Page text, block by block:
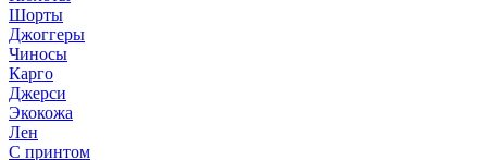
Шорты
Джоггеры
Чиносы
Карго
Джерси
Экокожа
Лен
С принтом